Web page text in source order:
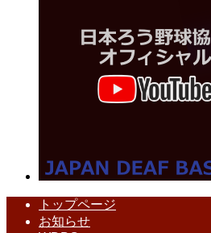
トップページ
お知らせ